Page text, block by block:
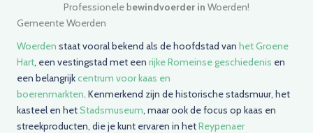
Professionele bewindvoerder in Woerden!
Gemeente Woerden
Woerden staat vooral bekend als de hoofdstad van het Groene
Hart, een vestingstad met een rijke Romeinse geschiedenis en
een belangrijkcentrum voor kaas en
boerenmarkten. Kenmerkend zijn de historische stadsmuur, het
kasteel en hetStadsmuseum, maar ook de focus op kaas en
streekproducten, die je kunt ervaren in hetReypenaer